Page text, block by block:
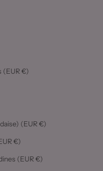
(EUR €)
(EUR €)
€)
(EUR €)